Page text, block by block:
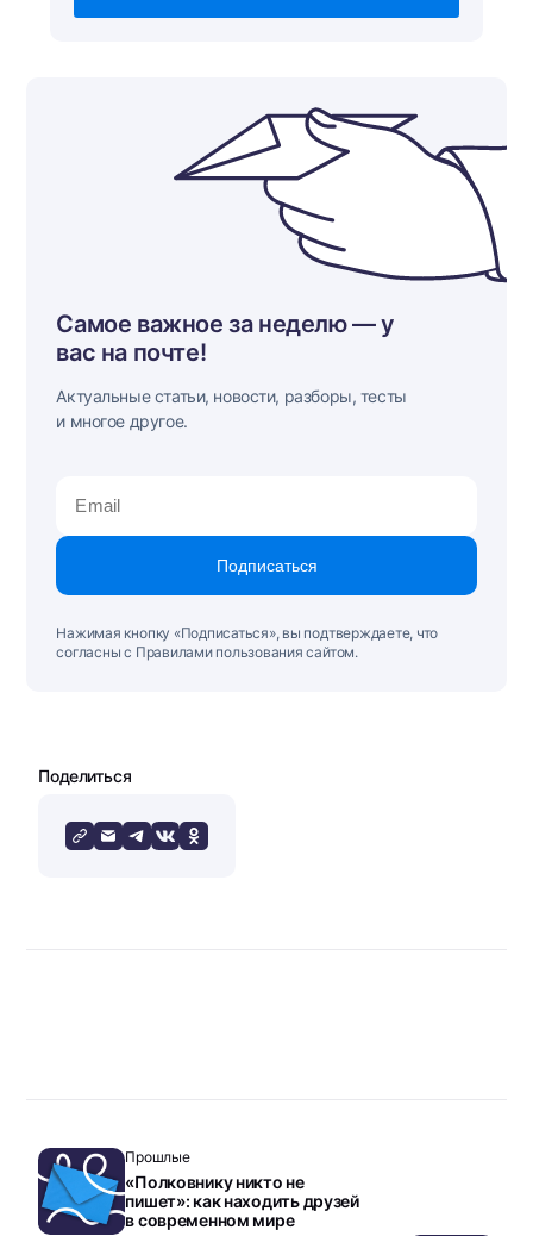
Самое важное за неделю — у
вас на почте!
Актуальные статьи, новости, разборы, тесты
и многое другое.
Подписаться
Нажимая кнопку «Подписаться», вы подтверждаете, что
согласны с Правилами пользования сайтом.
Поделиться
Прошлые
«Полковнику никто не
пишет»: как находить друзей
в современном мире